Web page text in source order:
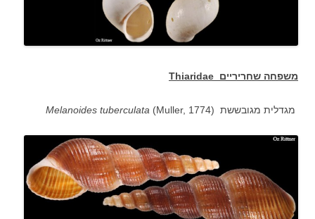
משפחה שחריריים Thiaridae
מגדלית מגובששת ( Melanoides tuberculata (Muller, 1774